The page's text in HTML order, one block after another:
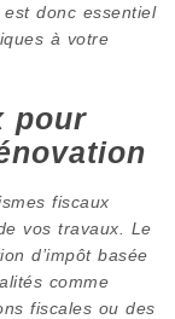
donc essentiel
à votre
pour
fiscaux
vos travaux. Le
d’impôt basée
comme
fiscales ou des